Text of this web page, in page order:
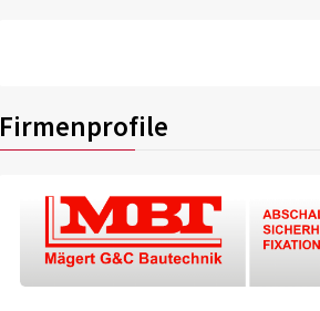
Firmenprofile